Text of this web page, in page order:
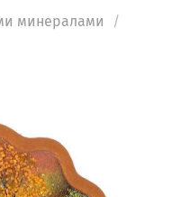
минералами